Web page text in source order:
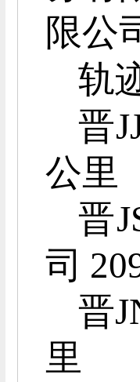
限公
轨
晋
公里
晋
司
晋
里